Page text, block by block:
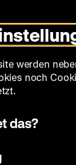
Modus
umschalten
Leipzig
werden
noch
das?